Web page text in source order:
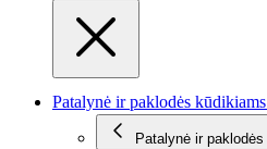
Patalynė ir paklodės kūdikiams
Patalynė ir